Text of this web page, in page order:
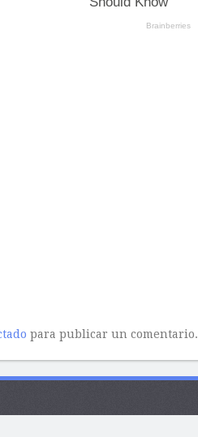
para publicar un comentario.